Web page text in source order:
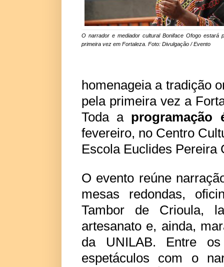
O narrador e mediador cultural Boniface Ofogo estará
primeira vez em Fortaleza. Foto: Divulgação / Evento
homenageia a tradição
pela primeira vez a
Toda a programação
fevereiro, no Centro
Escola Euclides Pereira
O evento reúne
mesas redondas,
Tambor de Crioula,
artesanato e, ainda,
da UNILAB. Entre
espetáculos com o